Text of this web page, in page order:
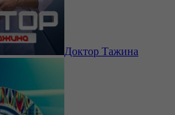
Доктор Тажина